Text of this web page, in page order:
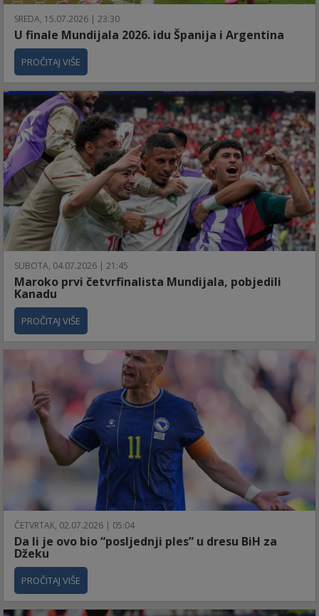
SREDA, 15.07.2026 | 23:30
U finale Mundijala 2026. idu Španija i Argentina
PROČITAJ VIŠE
SUBOTA, 04.07.2026 | 21:45
Maroko prvi četvrfinalista Mundijala, pobjedili
Kanadu
PROČITAJ VIŠE
ČETVRTAK, 02.07.2026 | 05:04
Da li je ovo bio “posljednji ples” u dresu BiH za
Džeku
PROČITAJ VIŠE